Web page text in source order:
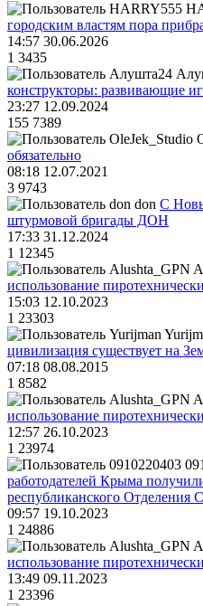
городским властям пора
14:57 30.06.2026
1 3435
конструкторы: развивающие
23:27 12.09.2024
155 7389
обязательно
08:18 12.07.2021
3 9743
don С
штурмовой бригады ДОН
17:33 31.12.2024
1 12345
использование
15:03 12.10.2023
1 23303
цивилизация существует на
07:18 08.08.2015
1 8582
использование
12:57 26.10.2023
1 23974
работодателей Крыма
республиканского Отделения
09:57 19.10.2023
1 24886
использование
13:49 09.11.2023
1 23396